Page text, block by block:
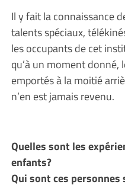
Il y fait la connaissance
talents spéciaux,
les occupants de cet
qu’à un moment
emportés à la moitié
n’en est jamais revenu.
Quelles sont les
enfants?
Qui sont ces